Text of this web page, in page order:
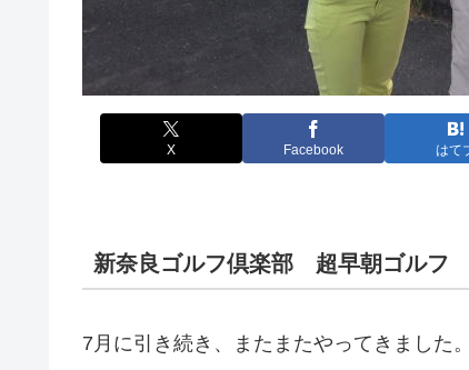
X Facebook はて
新奈良ゴルフ倶楽部 超早朝ゴルフ
7月に引き続き、またまたやってきました